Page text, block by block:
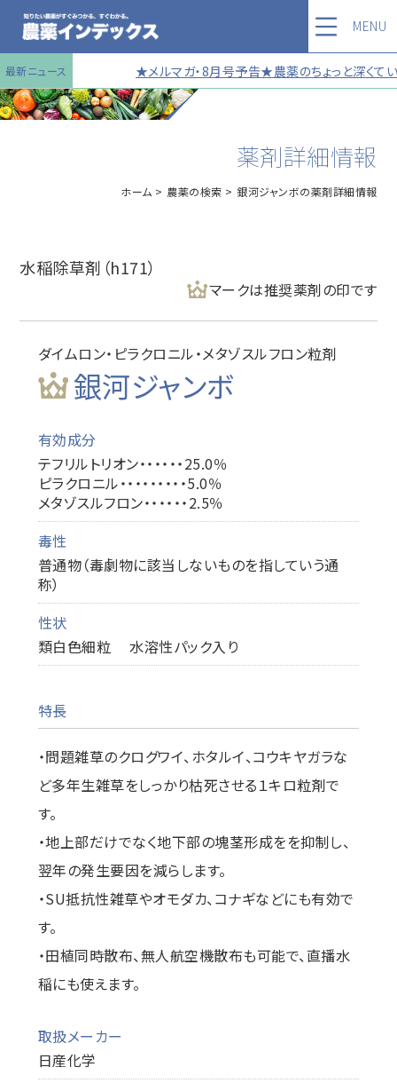
最新ニュース ★メルマガ・8月号予告★農薬のちょっと深
MENU
薬剤詳細情報
ホーム 農薬の検索 銀河ジャンボの薬剤詳細情報
水稲除草剤（h171）
マークは推奨薬剤の印です
ダイムロン・ピラクロニル・メタゾスルフロン粒剤
銀河ジャンボ
有効成分
テフリルトリオン・・・・・・25.0％
ピラクロニル・・・・・・・・・5.0％
メタゾスルフロン・・・・・・2.5％
毒性
普通物（毒劇物に該当しないものを指していう通
称）
性状
類白色細粒 水溶性パック入り
特長
・問題雑草のクログワイ、ホタルイ、コウキヤガラな
ど多年生雑草をしっかり枯死させる１キロ粒剤で
す。
・地上部だけでなく地下部の塊茎形成をを抑制し、
翌年の発生要因を減らします。
・SU抵抗性雑草やオモダカ、コナギなどにも有効で
す。
・田植同時散布、無人航空機散布も可能で、直播水
稲にも使えます。
取扱メーカー
日産化学